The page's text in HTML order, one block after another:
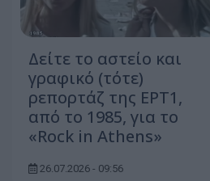
Δείτε τo αστείο και
γραφικό (τότε)
ρεπορτάζ της ΕΡΤ1,
από το 1985, για το
«Rock in Athens»
26.07.2026 - 09:56